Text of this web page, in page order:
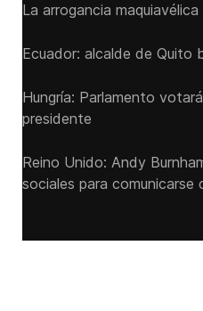
La arrogancia maquiavélica
Ecuador: alcalde de Quito
Hungría: Parlamento
presidente
Reino Unido: Andy
sociales para